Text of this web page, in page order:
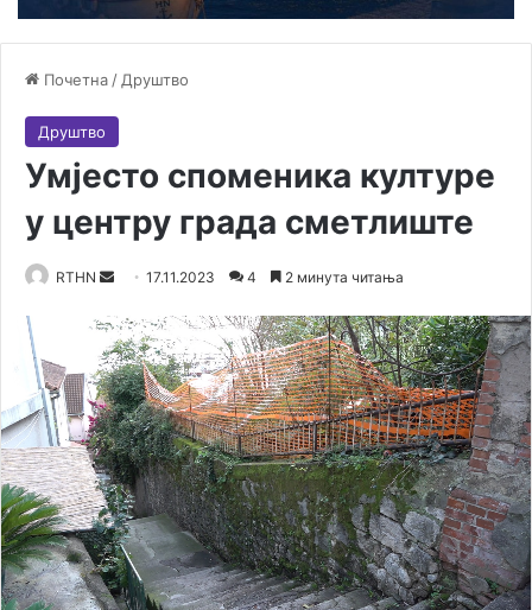
Почетна / Друштво
Друштво
Умјесто споменика културе
у центру града сметлиште
RTHN
n
d
a
n
e
m
a
i
l
17.11.2023 4 2 минута читања